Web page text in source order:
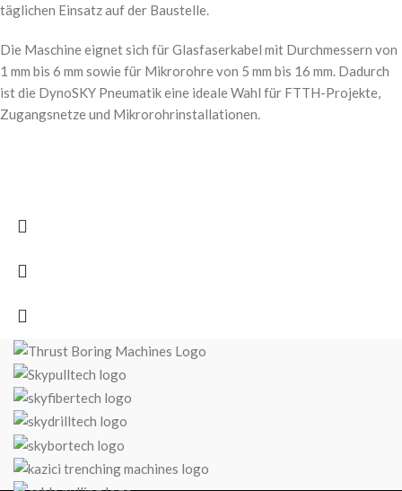
täglichen Einsatz auf der Baustelle.
Die Maschine eignet sich für Glasfaserkabel mit Durchmessern von
1 mm bis 6 mm sowie für Mikrorohre von 5 mm bis 16 mm. Dadurch
ist die DynoSKY Pneumatik eine ideale Wahl für FTTH-Projekte,
Zugangsnetze und Mikrorohrinstallationen.